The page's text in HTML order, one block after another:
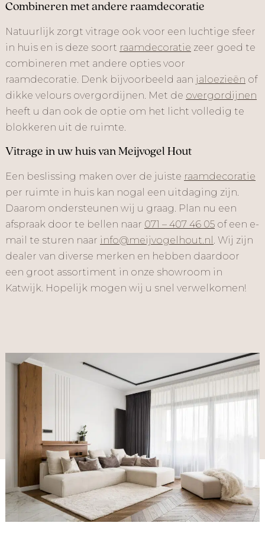
Combineren met andere raamdecoratie
Natuurlijk zorgt vitrage ook voor een luchtige sfeer
in huis en is deze soort raamdecoratie zeer goed te
combineren met andere opties voor
raamdecoratie. Denk bijvoorbeeld aan jaloezieën of
dikke velours overgordijnen. Met de overgordijnen
heeft u dan ook de optie om het licht volledig te
blokkeren uit de ruimte.
Vitrage in uw huis van Meijvogel Hout
Een beslissing maken over de juiste raamdecoratie
per ruimte in huis kan nogal een uitdaging zijn.
Daarom ondersteunen wij u graag. Plan nu een
afspraak door te bellen naar 071 – 407 46 05 of een e-
mail te sturen naar info@meijvogelhout.nl
. Wij zijn
dealer van diverse merken en hebben daardoor
een groot assortiment in onze showroom in
Katwijk. Hopelijk mogen wij u snel verwelkomen!